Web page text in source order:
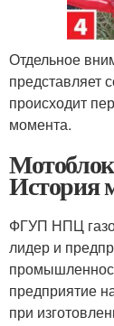
Отдельное
представляет
происходит
момента.
История
ФГУП НПЦ
лидер и
предприятие
при